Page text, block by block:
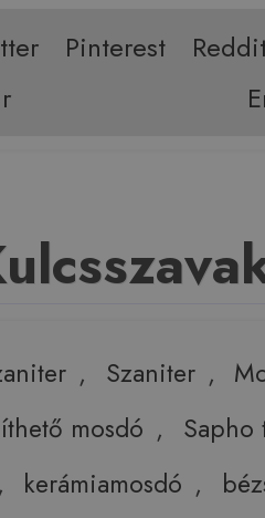
Pinterest
, Szaniter ,
mosdó ,
Sapho
, kerámiamosdó ,